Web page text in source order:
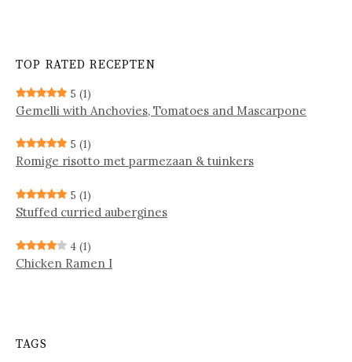
TOP RATED RECEPTEN
5 (1)
Gemelli with Anchovies, Tomatoes and Mascarpone
5 (1)
Ro­mi­ge ri­sot­to met par­me­zaan & tuin­kers
5 (1)
Stuffed curried aubergines
4 (1)
Chicken Ramen I
TAGS